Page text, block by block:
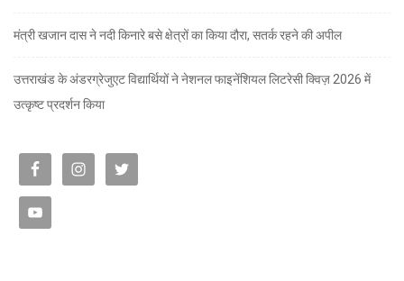
मंत्री खजान दास ने नदी किनारे बसे क्षेत्रों का किया दौरा, सतर्क रहने की अपील
उत्तराखंड के अंडरग्रेजुएट विद्यार्थियों ने नेशनल फाइनेंशियल लिटरेसी क्विज़ 2026 में
उत्कृष्ट प्रदर्शन किया